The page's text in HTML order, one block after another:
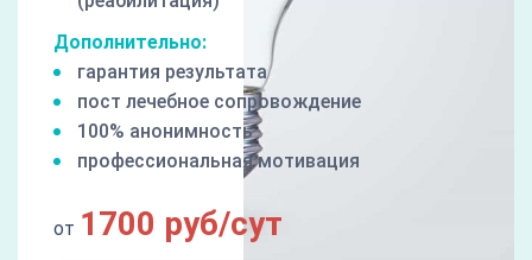
Дополнительно:
гарантия результата
пост лечебное сопровождение
100% анонимность
профессиональная мотивация
от 1700 руб/сут